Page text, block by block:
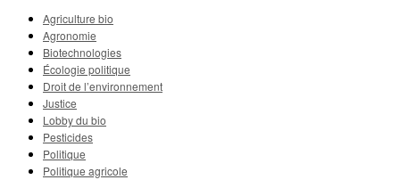
Agriculture bio
Agronomie
Biotechnologies
Écologie politique
Droit de l’environnement
Justice
Lobby du bio
Pesticides
Politique
Politique agricole